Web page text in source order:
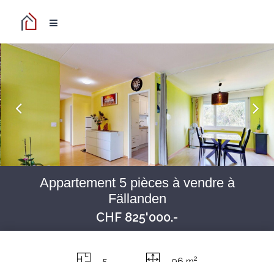
Appartement 5 pièces à vendre à
Fällanden
CHF 825'000.-
2